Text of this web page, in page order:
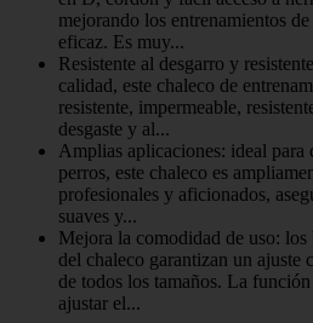
mejorando los entrenamientos
eficaz. Es muy...
Resistente al desgarro y
calidad, este chaleco de
resistente, impermeable,
desgaste y al...
Amplias aplicaciones: ideal para
perros, este chaleco es
profesionales y aficionados,
suaves y...
Mejora la comodidad de uso: los
del chaleco garantizan un ajuste
de todos los tamaños. La
ajustar el...